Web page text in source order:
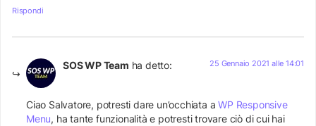
Rispondi
SOS WP Team ha detto: 25 Gennaio 2021 alle 14:01
Ciao Salvatore, potresti dare un’occhiata aWP Responsive
Menu, ha tante funzionalità e potresti trovare ciò di cui hai